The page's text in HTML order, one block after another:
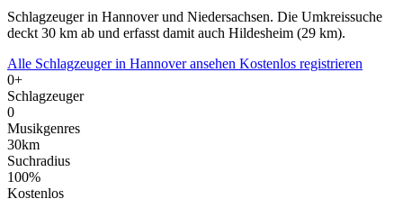
Schlagzeuger in Hannover und Niedersachsen. Die Umkreissuche
deckt 30 km ab und erfasst damit auch Hildesheim (29 km).
Alle Schlagzeuger in Hannover ansehen Kostenlos registrieren
0+
Schlagzeuger
0
Musikgenres
30km
Suchradius
100%
Kostenlos